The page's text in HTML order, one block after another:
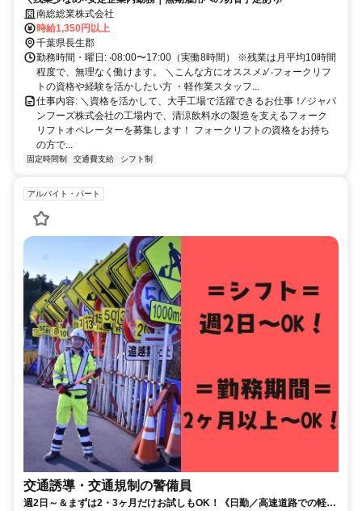
南総総業株式会社
時給1,350円以上
千葉県長生郡
勤務時間・曜日: ‧08:00〜17:00（実働8時間） ※残業は⽉平均10時間
程度で、無理なく働けます。 ＼こんな⽅にオススメ♪⁄ ‧フォークリフ
トの資格や経験を活かしたい⽅ ・軽作業スタッフ...
仕事内容: ＼資格を活かして、⼤⼿⼯場で活躍できるお仕事！∕ ジャパ
ンフーズ株式会社の⼯場内で、清涼飲料⽔の製造を⽀えるフォーク
リフトオペレーターを募集します！ フォークリフトの資格をお持ち
の⽅で...
固定時間制 交通費支給 シフト制
アルバイト・パート
交通誘導・交通規制の警備員
週2日～＆まずは2・3ヶ月だけお試しもOK！《日勤／高速道路での軽作